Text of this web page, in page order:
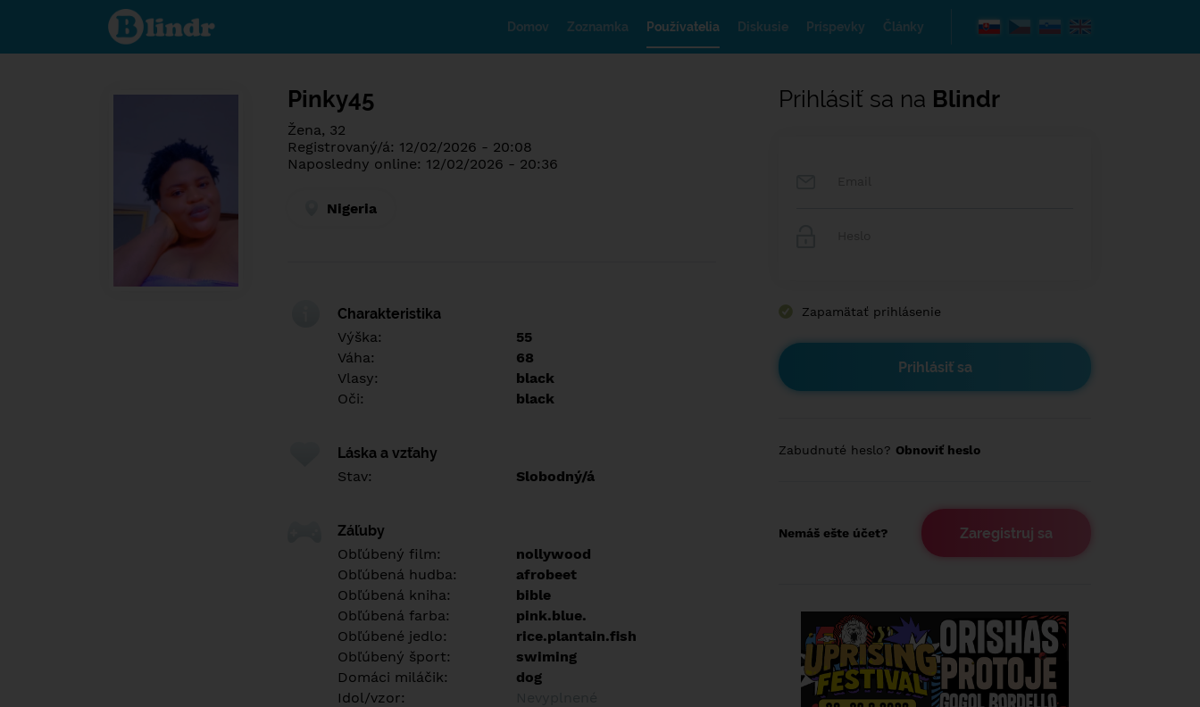
Spoznaj čo je
pod maskou.
Zoznamovacia
Domov Zoznamka Používatelia Diskusie Príspevky Články
Pinky45
Žena, 32
Registrovaný/á: 12/02/2026 - 20:08
Naposledny online: 12/02/2026 - 20:36
Nigeria
Charakteristika
Výška:
55
Váha:
68
Vlasy:
black
Oči:
black
Láska a vzťahy
Stav:
Slobodný/á
Záľuby
Obľúbený film:
nollywood
Obľúbená hudba:
afrobeet
Obľúbená kniha:
bible
Obľúbená farba:
pink.blue.
Obľúbené jedlo:
rice.plantain.fish
Obľúbený šport:
swiming
Domáci miláčik:
dog
Idol/vzor:
Prihlásiť sa na Blindr
Zapamätať prihlásenie
Zabudnuté heslo? Obnoviť heslo
Nemáš ešte účet? Zaregistruj sa